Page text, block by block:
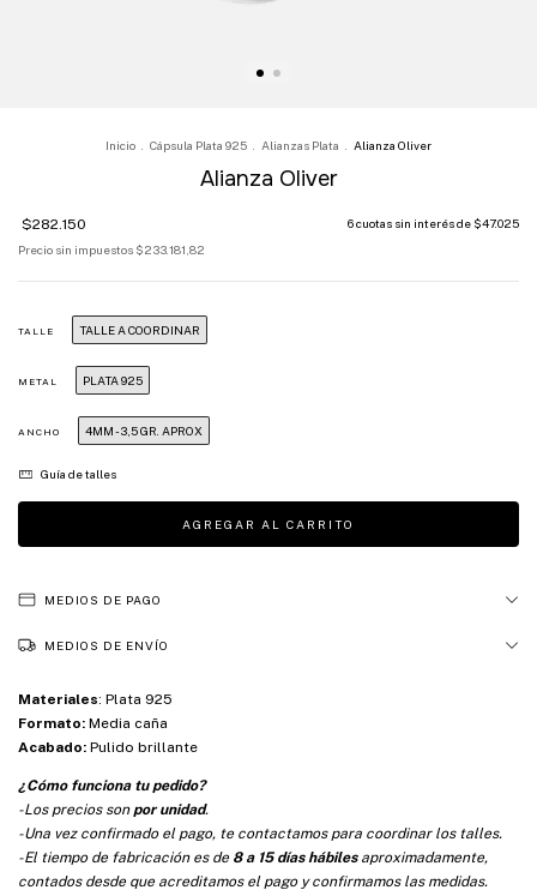
Inicio Cápsula Plata 925 Alianzas Plata Alianza Oliver
Alianza Oliver
$282.150 6cuotas sin interés de $47.025
Precio sin impuestos $233.181,82
TALLE TALLE A COORDINAR
METAL PLATA 925
ANCHO 4MM - 3,5 GR. APROX
Guía de talles
MEDIOS DE PAGO
MEDIOS DE ENVÍO
Materiales: Plata 925
Formato: Media caña
Acabado: Pulido brillante
¿Cómo funciona tu pedido?
-Los precios sonpor unidad.
-Una vez confirmado el pago, te contactamos para coordinar los talles.
-El tiempo de fabricación es de 8 a 15 días hábilesaproximadamente,
contados desde que acreditamos el pago y confirmamos las medidas.